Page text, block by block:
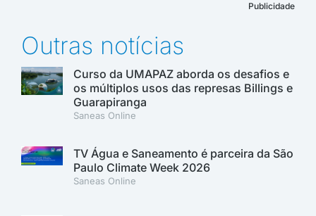
Publicidade
Outras notícias
Curso da UMAPAZ aborda os desafios e
os múltiplos usos das represas Billings e
Guarapiranga
Saneas Online
TV Água e Saneamento é parceira da São
Paulo Climate Week 2026
Saneas Online